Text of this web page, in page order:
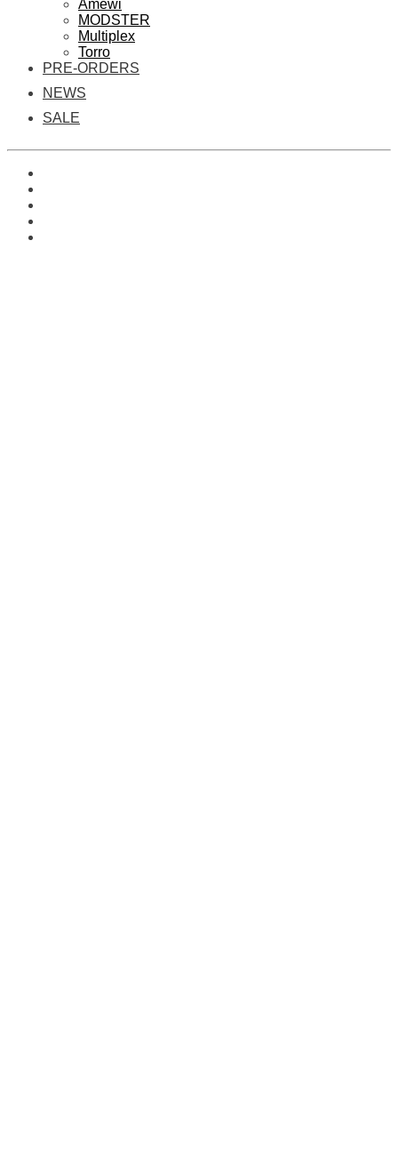
Amewi
MODSTER
Multiplex
Torro
PRE-ORDERS
NEWS
SALE